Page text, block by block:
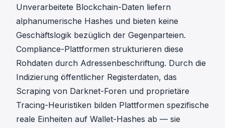
Unverarbeitete Blockchain-Daten liefern
alphanumerische Hashes und bieten keine
Geschäftslogik bezüglich der Gegenparteien.
Compliance-Plattformen strukturieren diese
Rohdaten durch Adressenbeschriftung. Durch die
Indizierung öffentlicher Registerdaten, das
Scraping von Darknet-Foren und proprietäre
Tracing-Heuristiken bilden Plattformen spezifische
reale Einheiten auf Wallet-Hashes ab — sie